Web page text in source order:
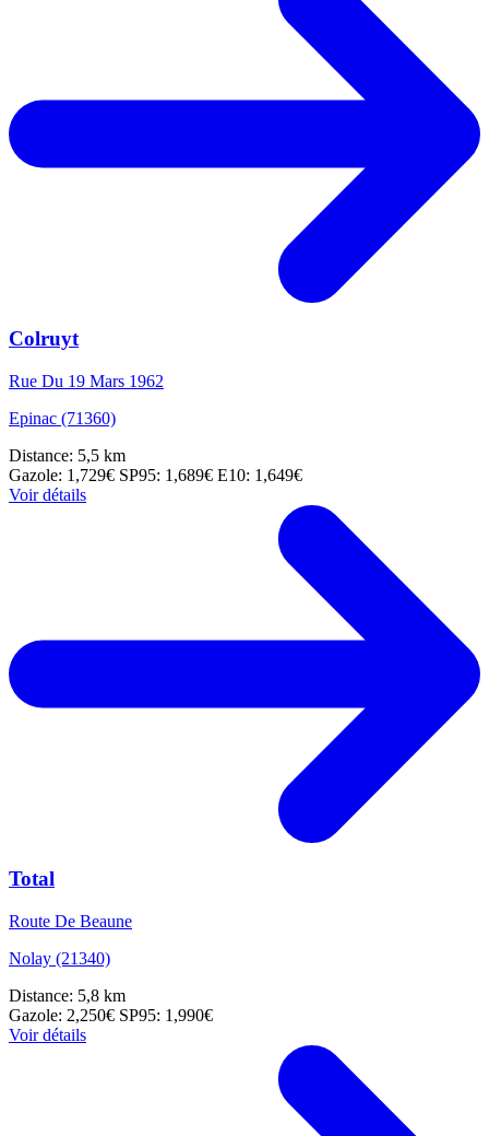
Colruyt
Rue Du 19 Mars 1962
Epinac (71360)
Distance: 5,5 km
Gazole: 1,729€ SP95: 1,689€ E10: 1,649€
Voir détails
Total
Route De Beaune
Nolay (21340)
Distance: 5,8 km
Gazole: 2,250€ SP95: 1,990€
Voir détails